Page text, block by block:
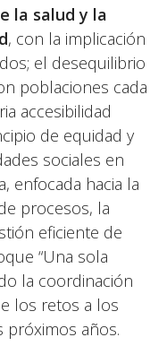
la salud y la
, con la implicación
el desequilibrio
poblaciones cada
accesibilidad
de equidad y
sociales en
enfocada hacia la
procesos, la
eficiente de
“Una sola
la coordinación
los retos a los
próximos años.